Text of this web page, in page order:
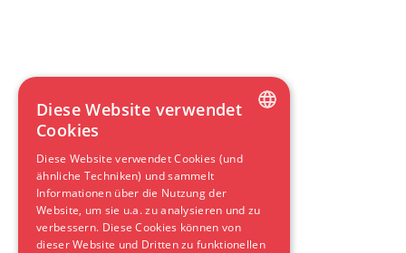
GERMAN
SPANISH
Diese Website verwendet
Cookies
Diese Website verwendet Cookies (und
ähnliche Techniken) und sammelt
Informationen über die Nutzung der
Website, um sie u.a. zu analysieren und zu
verbessern. Diese Cookies können von
dieser Website und Dritten zu funktionellen